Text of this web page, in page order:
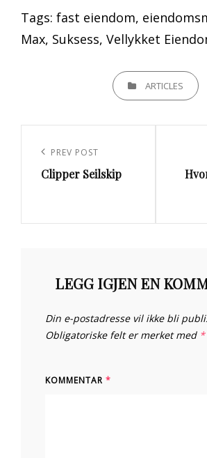
Tags: fast eiendom,
Max, Suksess, Vellykket
CATEGORIESARTICLES
Previous
Post
PREV POST
Clipper Seilskip
Post
LEGG IGJEN EN
Din e-postadresse vil ikke bli
Obligatoriske felt er merket med *
KOMMENTAR *